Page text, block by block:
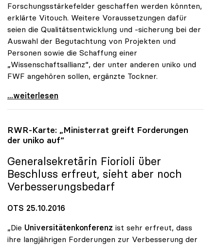
Forschungsstärkefelder geschaffen werden könnten,
erklärte Vitouch. Weitere Voraussetzungen dafür
seien die Qualitätsentwicklung und -sicherung bei der
Auswahl der Begutachtung von Projekten und
Personen sowie die Schaffung einer
„Wissenschaftsallianz“, der unter anderen uniko und
FWF angehören sollen, ergänzte Tockner.
uniko und FWF forcieren Exzellenzprogramm für
...weiterlesen
RWR-Karte: „Ministerrat greift Forderungen
der uniko auf“
Generalsekretärin Fiorioli über
Beschluss erfreut, sieht aber noch
Verbesserungsbedarf
OTS 25.10.2016
„Die Universitätenkonferenz ist sehr erfreut, dass
ihre langjährigen Forderungen zur Verbesserung der